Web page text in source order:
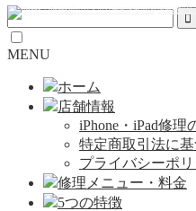
MENU
ホーム
店舗情報
iPhone・iPad修理
特定商取引法に
プライバシーポ
修理メニュー・料金
5つの特徴